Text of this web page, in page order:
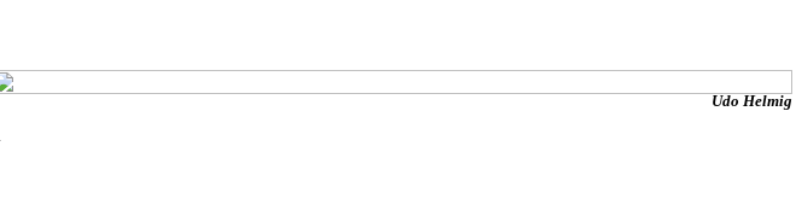
Udo Helmig